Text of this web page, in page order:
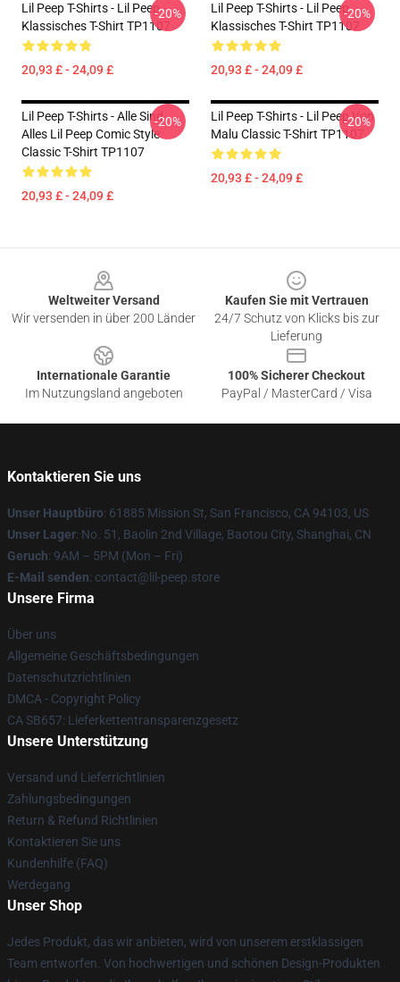
Lil Peep T-Shirts - Lil Peep
Klassisches T-Shirt TP1107
20,93 £ - 24,09 £
-20%
Lil Peep T-Shirts - Lil Peep
Klassisches T-Shirt TP1107
20,93 £ - 24,09 £
-20%
Lil Peep T-Shirts - Alle Sind
Alles Lil Peep Comic Style
Classic T-Shirt TP1107
20,93 £ - 24,09 £
-20%
Lil Peep T-Shirts - Lil Peep Von
Malu Classic T-Shirt TP1107
20,93 £ - 24,09 £
-20%
Weltweiter Versand
Wir versenden in über 200 Länder
Kaufen Sie mit Vertrauen
24/7 Schutz von Klicks bis zur
Lieferung
Internationale Garantie
Im Nutzungsland angeboten
100% Sicherer Checkout
PayPal / MasterCard / Visa
Kontaktieren Sie uns
Unser Hauptbüro: 61885 Mission St, San Francisco, CA 94103, US
Unser Lager: No. 51, Baolin 2nd Village, Baotou City, Shanghai, CN
Geruch: 9AM – 5PM (Mon – Fri)
E-Mail senden: contact@lil-peep.store
Unsere Firma
Über uns
Allgemeine Geschäftsbedingungen
Datenschutzrichtlinien
DMCA - Copyright Policy
CA SB657: Lieferkettentransparenzgesetz
Unsere Unterstützung
Versand und Lieferrichtlinien
Zahlungsbedingungen
Return & Refund Richtlinien
Kontaktieren Sie uns
Kundenhilfe (FAQ)
Werdegang
Unser Shop
Jedes Produkt, das wir anbieten, wird von unserem erstklassigen
Team entworfen. Von hochwertigen und schönen Design-Produkten